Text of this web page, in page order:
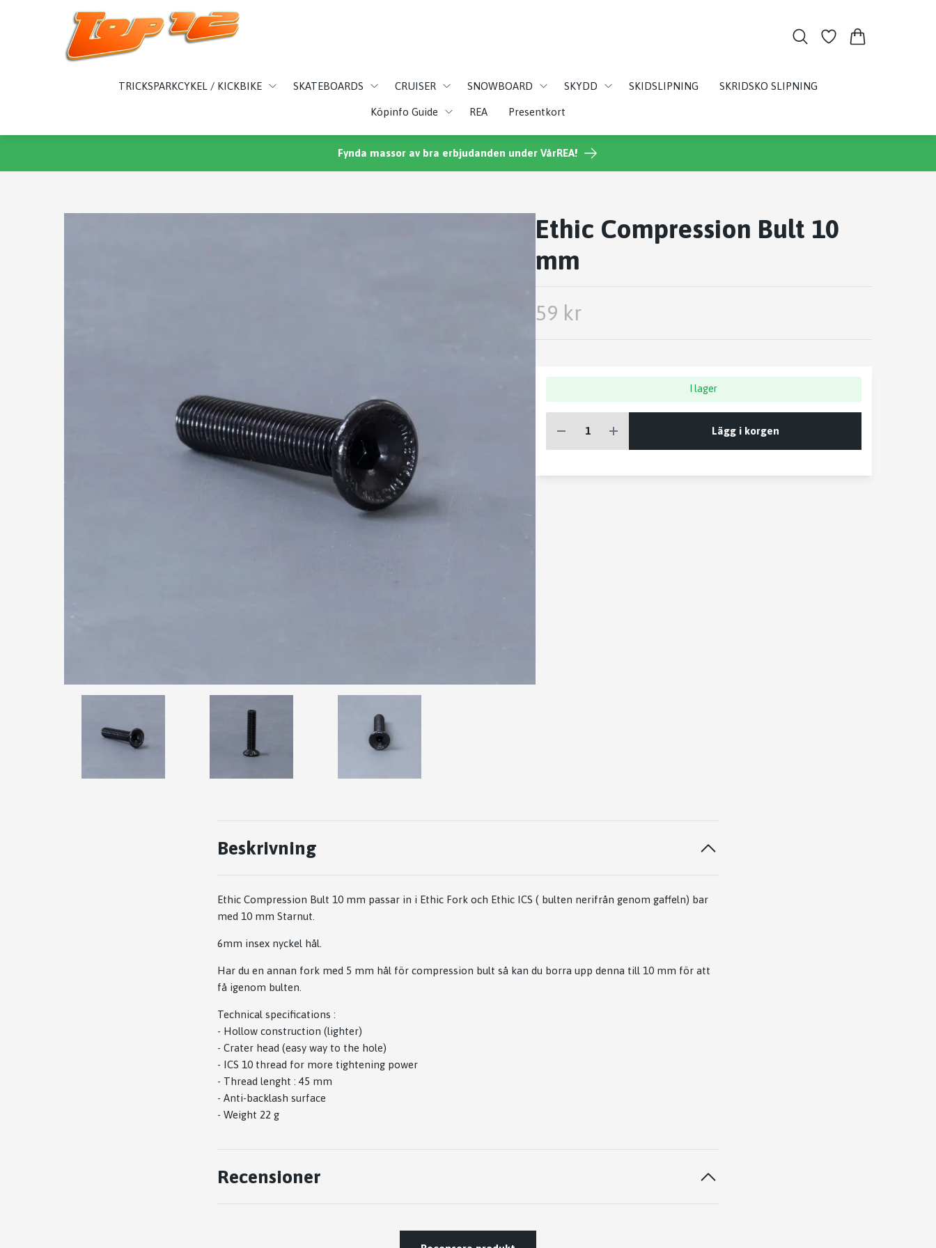
TRICKSPARKCYKEL / KICKBIKE SKATEBOARDS CRUISER SNOWBOARD SKYDD SKIDSLIPNING SKRIDSKO SLIPNING
Köpinfo Guide REA Presentkort
Fynda massor av bra erbjudanden under VårREA!
Ethic Compression Bult 10
mm
59 kr
I lager
Lägg i korgen
Beskrivning
Ethic Compression Bult 10 mm passar in i Ethic Fork och Ethic ICS ( bulten nerifrån genom gaffeln) bar
med 10 mm Starnut.
6mm insex nyckel hål.
Har du en annan fork med 5 mm hål för compression bult så kan du borra upp denna till 10 mm för att
få igenom bulten.
Technical specifications :
- Hollow construction (lighter)
- Crater head (easy way to the hole)
- ICS 10 thread for more tightening power
- Thread lenght : 45 mm
- Anti-backlash surface
- Weight 22 g
Recensioner